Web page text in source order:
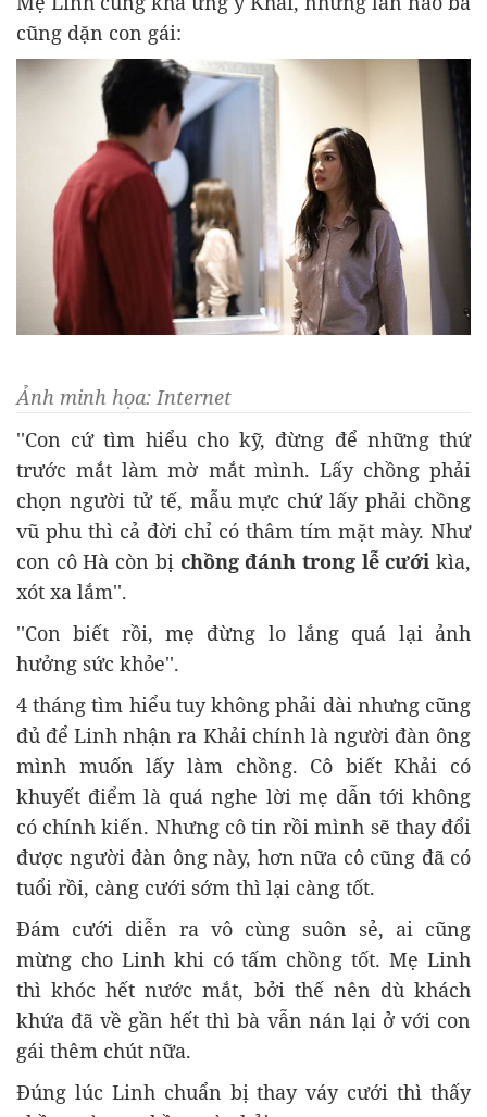
cũng dặn con gái:
Ảnh minh họa: Internet
''Con cứ tìm hiểu cho kỹ, đừng để những thứ
trước mắt làm mờ mắt mình. Lấy chồng phải
chọn người tử tế, mẫu mực chứ lấy phải chồng
vũ phu thì cả đời chỉ có thâm tím mặt mày. Như
con cô Hà còn bị chồng đánh trong lễ cưới kìa,
xót xa lắm''.
''Con biết rồi, mẹ đừng lo lắng quá lại ảnh
hưởng sức khỏe''.
4 tháng tìm hiểu tuy không phải dài nhưng cũng
đủ để Linh nhận ra Khải chính là người đàn ông
mình muốn lấy làm chồng. Cô biết Khải có
khuyết điểm là quá nghe lời mẹ dẫn tới không
có chính kiến. Nhưng cô tin rồi mình sẽ thay đổi
được người đàn ông này, hơn nữa cô cũng đã có
tuổi rồi, càng cưới sớm thì lại càng tốt.
Đám cưới diễn ra vô cùng suôn sẻ, ai cũng
mừng cho Linh khi có tấm chồng tốt. Mẹ Linh
thì khóc hết nước mắt, bởi thế nên dù khách
khứa đã về gần hết thì bà vẫn nán lại ở với con
gái thêm chút nữa.
Đúng lúc Linh chuẩn bị thay váy cưới thì thấy